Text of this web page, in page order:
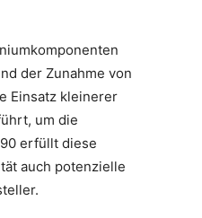
der Zunahme von
Einsatz kleinerer
um die
erfüllt diese
auch potenzielle